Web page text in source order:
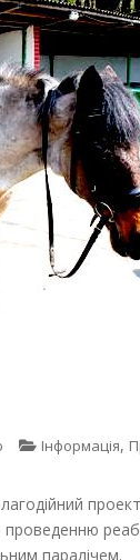
Інформація,
проект
паралічем.